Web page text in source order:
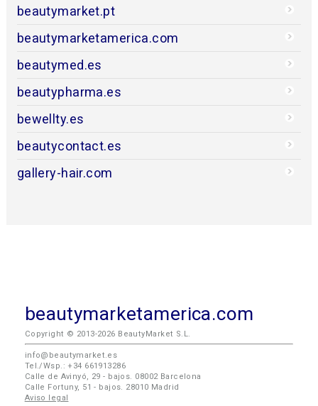
beautymarket.pt
beautymarketamerica.com
beautymed.es
beautypharma.es
bewellty.es
beautycontact.es
gallery-hair.com
beautymarketamerica.com
Copyright © 2013-2026 BeautyMarket S.L.
info@beautymarket.es
Tel./Wsp.: +34 661913286
Calle de Avinyó, 29 - bajos. 08002 Barcelona
Calle Fortuny, 51 - bajos. 28010 Madrid
Aviso legal